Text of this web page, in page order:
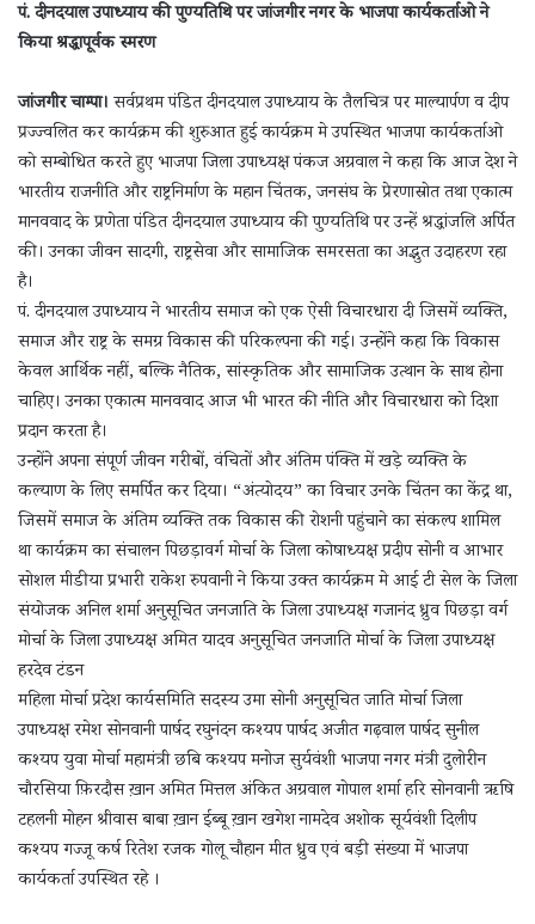
पं. दीनदयाल उपाध्याय की पुण्यतिथि पर जांजगीर नगर के भाजपा कार्यकर्ताओ ने
किया श्रद्धापूर्वक स्मरण
जांजगीर चाम्पा। सर्वप्रथम पंडित दीनदयाल उपाध्याय के तैलचित्र पर माल्यार्पण व दीप
प्रज्ज्वलित कर कार्यक्रम की शुरुआत हुई कार्यक्रम मे उपस्थित भाजपा कार्यकर्ताओ
को सम्बोधित करते हुए भाजपा जिला उपाध्यक्ष पंकज अग्रवाल ने कहा कि आज देश ने
भारतीय राजनीति और राष्ट्रनिर्माण के महान चिंतक, जनसंघ के प्रेरणास्रोत तथा एकात्म
मानववाद के प्रणेता पंडित दीनदयाल उपाध्याय की पुण्यतिथि पर उन्हें श्रद्धांजलि अर्पित
की। उनका जीवन सादगी, राष्ट्रसेवा और सामाजिक समरसता का अद्भुत उदाहरण रहा
है।
पं. दीनदयाल उपाध्याय ने भारतीय समाज को एक ऐसी विचारधारा दी जिसमें व्यक्ति,
समाज और राष्ट्र के समग्र विकास की परिकल्पना की गई। उन्होंने कहा कि विकास
केवल आर्थिक नहीं, बल्कि नैतिक, सांस्कृतिक और सामाजिक उत्थान के साथ होना
चाहिए। उनका एकात्म मानववाद आज भी भारत की नीति और विचारधारा को दिशा
प्रदान करता है।
उन्होंने अपना संपूर्ण जीवन गरीबों, वंचितों और अंतिम पंक्ति में खड़े व्यक्ति के
कल्याण के लिए समर्पित कर दिया। “अंत्योदय” का विचार उनके चिंतन का केंद्र था,
जिसमें समाज के अंतिम व्यक्ति तक विकास की रोशनी पहुंचाने का संकल्प शामिल
था कार्यक्रम का संचालन पिछड़ावर्ग मोर्चा के जिला कोषाध्यक्ष प्रदीप सोनी व आभार
सोशल मीडीया प्रभारी राकेश रुपवानी ने किया उक्त कार्यक्रम मे आई टी सेल के जिला
संयोजक अनिल शर्मा अनुसूचित जनजाति के जिला उपाध्यक्ष गजानंद ध्रुव पिछड़ा वर्ग
मोर्चा के जिला उपाध्यक्ष अमित यादव अनुसूचित जनजाति मोर्चा के जिला उपाध्यक्ष
हरदेव टंडन
महिला मोर्चा प्रदेश कार्यसमिति सदस्य उमा सोनी अनुसूचित जाति मोर्चा जिला
उपाध्यक्ष रमेश सोनवानी पार्षद रघुनंदन कश्यप पार्षद अजीत गढ़वाल पार्षद सुनील
कश्यप युवा मोर्चा महामंत्री छबि कश्यप मनोज सुर्यवंशी भाजपा नगर मंत्री दुलोरीन
चौरसिया फ़िरदौस ख़ान अमित मित्तल अंकित अग्रवाल गोपाल शर्मा हरि सोनवानी ऋषि
टहलनी मोहन श्रीवास बाबा ख़ान ईब्बू ख़ान खगेश नामदेव अशोक सूर्यवंशी दिलीप
कश्यप गज्जू कर्ष रितेश रजक गोलू चौहान मीत ध्रुव एवं बड़ी संख्या में भाजपा
कार्यकर्ता उपस्थित रहे ।